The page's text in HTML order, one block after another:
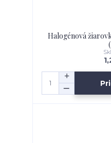
Halogénová